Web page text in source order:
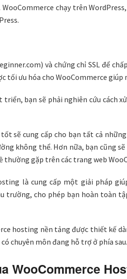
chạy trên
và chứng chỉ SSL để
tối ưu hóa cho WooCommerce
bạn sẽ phải nghiên cứu cách
sẽ cung cấp cho bạn tất cả
không thể. Hơn nữa, bạn cũng
thường gặp trên các trang web
là cung cấp một giải pháp
trường, cho phép bạn hoàn toàn
hosting nền tảng được thiết kế
chuyên môn đang hỗ trợ ở phía sau.
WooCommerce